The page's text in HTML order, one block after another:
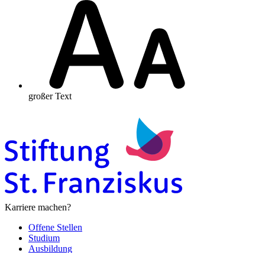
großer Text
Karriere machen?
Offene Stellen
Studium
Ausbildung